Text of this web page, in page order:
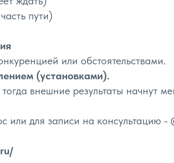
пути)
или обстоятельствами.
(установками).
внешние результаты начнут
или для записи на консультацию -